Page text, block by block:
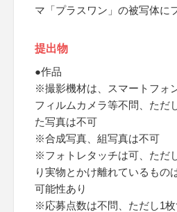
マ「プラスワン」の被写体に
提出物
●作品
※撮影機材は、スマートフォ
フィルムカメラ等不問、ただ
た写真は不可
※合成写真、組写真は不可
※フォトレタッチは可、ただ
り実物とかけ離れているもの
可能性あり
※応募点数は不問、ただし1枚